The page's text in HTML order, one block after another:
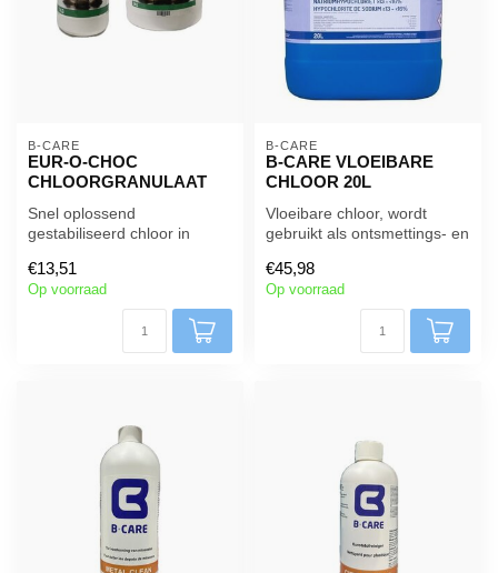
B-CARE
EUR-O-CHOC
CHLOORGRANULAAT
Snel oplossend
gestabiliseerd chloor in
water.
Verk...
€13,51
Op voorraad
B-CARE
B-CARE VLOEIBARE
CHLOOR 20L
Vloeibare chloor, wordt
gebruikt als ontsmettings- en
zwem...
€45,98
Op voorraad